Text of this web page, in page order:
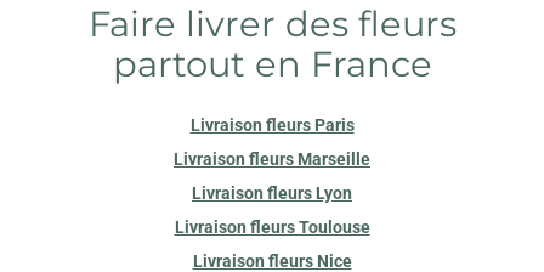
Faire livrer des fleurs
partout en France
Livraison fleurs Paris
Livraison fleurs Marseille
Livraison fleurs Lyon
Livraison fleurs Toulouse
Livraison fleurs Nice